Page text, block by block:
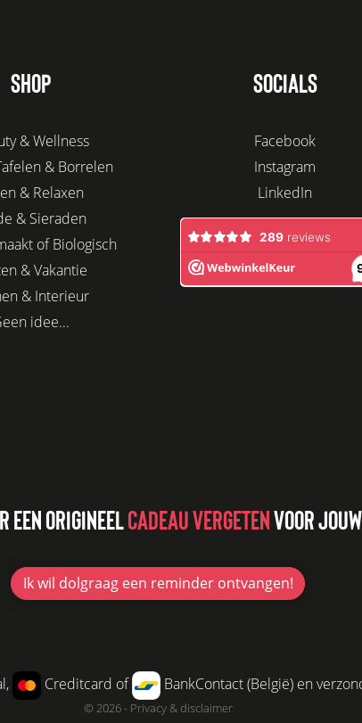
SHOP
& Wellness
& Borrelen
& Relaxen
& Sieraden
of Biologisch
& Vakantie
& Interieur
idee...
SOCIALS
Facebook
Instagram
LinkedIn
EEN ORIGINEELCADEAU VERGETENVOOR
Ik wil dolgraageen reminder ontvangen!
Creditcard of BankContact (België) en
© 2026 - Privacy & disclaimer